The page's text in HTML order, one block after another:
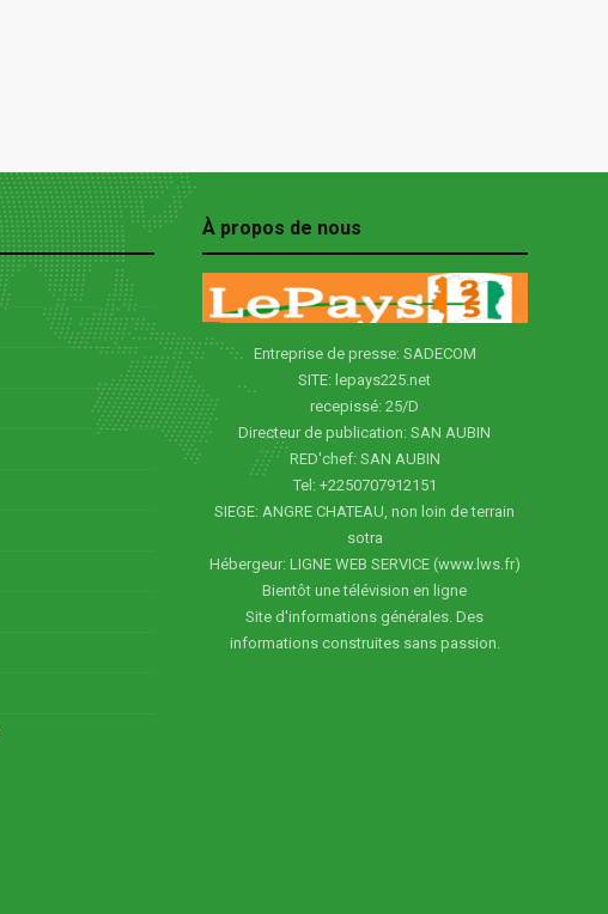
À propos de nous
Entreprise de presse: SADECOM
SITE: lepays225.net
recepissé: 25/D
Directeur de publication: SAN AUBIN
RED'chef: SAN AUBIN
Tel: +2250707912151
SIEGE: ANGRE CHATEAU, non loin de terrain
sotra
Hébergeur: LIGNE WEB SERVICE (www.lws.fr)
Bientôt une télévision en ligne
Site d'informations générales. Des
informations construites sans passion.